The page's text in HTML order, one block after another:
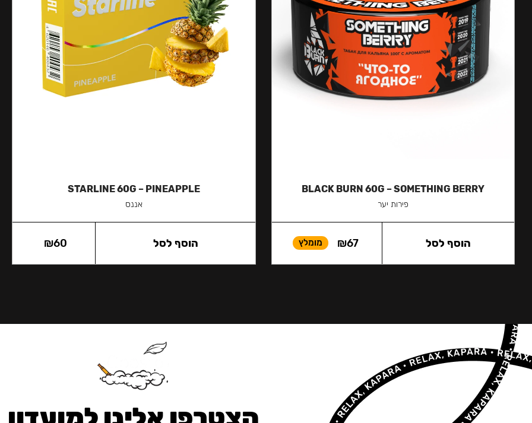
BLACK BURN 60G – SOMETHING BERRY
פירות יער
₪67 מומלץ הוסף לסל
STARLINE 60G – PINEAPPLE
אננס
₪60 הוסף לסל